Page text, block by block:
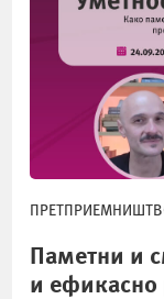
Паметни и
и